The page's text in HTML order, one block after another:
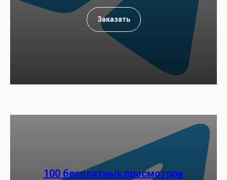
Заказать
100 бесплатных просмотров